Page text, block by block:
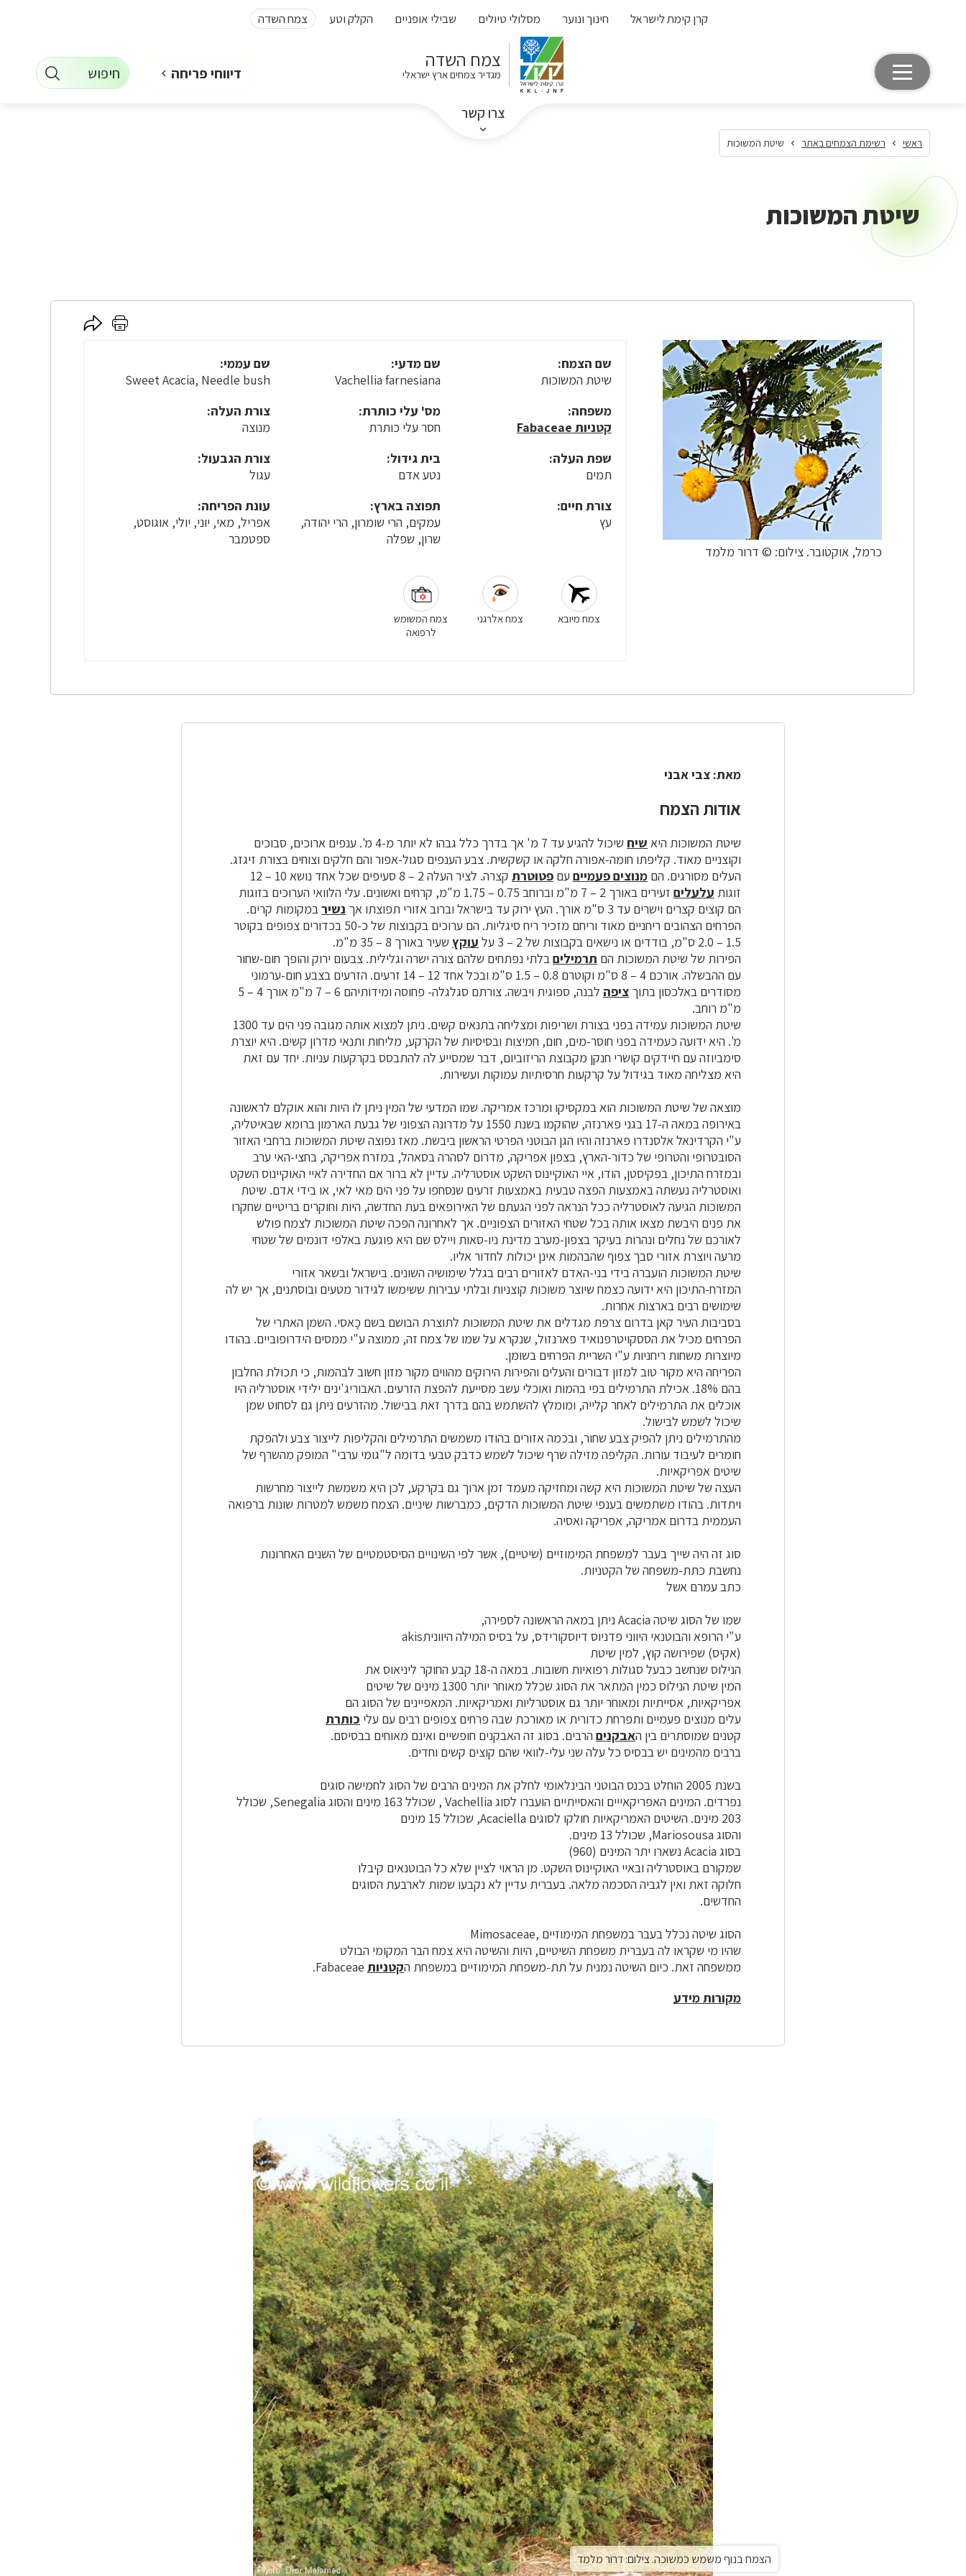
קרן קימת לישראל חינוך ונוער מסלולי טיולים שבילי אופניים הקלק וטע צמח השדה
צמח השדה
מגדיר צמחים ארץ ישראלי
צרו קשר
דיווחי פריחה חיפוש
ראשי רשימת הצמחים באתר שיטת המשוכות
שיטת המשוכות
כרמל, אוקטובר. צילום: © דרור מלמד
לחץ
לחץ
שם הצמח:
שיטת המשוכות
שם מדעי:
Vachellia farnesiana
שם עממי:
Sweet Acacia, Needle bush
משפחה:
קטניות Fabaceae
מס' עלי כותרת:
חסר עלי כותרת
צורת העלה:
מנוצה
שפת העלה:
תמים
בית גידול:
נטע אדם
צורת הגבעול:
עגול
צורת חיים:
עץ
תפוצה בארץ:
עמקים, הרי שומרון, הרי יהודה,
שרון, שפלה
עונת הפריחה:
אפריל, מאי, יוני, יולי, אוגוסט,
ספטמבר
צמח מיובא צמח אלרגני
צמח המשומש
לרפואה
מאת: צבי אבני
אודות הצמח
שיטת המשוכות היא שיח
שיכול להגיע עד 7 מ' אך בדרך כלל גבהו לא יותר מ-4 מ'. ענפים ארוכים, סבוכים
וקוצניים מאוד. קליפתו חומה-אפורה חלקה או קשקשית. צבע הענפים סגול-אפור והם חלקים וצוחים בצורת זיגזג.
העלים מסורגים. הם מנוצים פעמיים עם פטוטרת
קצרה. לציר העלה 2 – 8 סעיפים שכל אחד נושא 10 – 12
זוגות עלעלים
זעירים באורך 2 – 7 מ"מ וברוחב 0.75 – 1.75 מ"מ, קרחים ואשונים. עלי הלוואי הערוכים בזוגות
הם קוצים קצרים וישרים עד 3 ס"מ אורך. העץ ירוק עד בישראל וברוב אזורי תפוצתו אך
נשירבמקומות קרים.
הפרחים הצהובים ריחניים מאוד וריחם מזכיר ריח סיגליות. הם ערוכים בקבוצות של כ-50 בכדורים צפופים בקוטר
1.5 – 2.0 ס"מ, בודדים או נישאים בקבוצות של 2 – 3 על
עוקץ שעיר באורך 8 – 35 מ"מ.
הפירות של שיטת המשוכות הם תרמיליםבלתי נפתחים שלהם צורה ישרה וגלילית. צבעום ירוק והופך חום-שחור
עם ההבשלה. אורכם 4 – 8 ס"מ וקוטרם 0.8 – 1.5 ס"מ ובכל אחד 12 – 14 זרעים. הזרעים בצבע חום-ערמוני
מסודרים באלכסון בתוך ציפה
לבנה, ספוגית ויבשה. צורתם סגלגלה- פחוסה ומידותיהם 6 – 7 מ"מ אורך 4 – 5
מ"מ רוחב.
שיטת המשוכות עמידה בפני בצורת ושריפות ומצליחה בתנאים קשים. ניתן למצוא אותה מגובה פני הים עד 1300
מ'. היא ידועה כעמידה בפני חוסר-מים, חום, חמיצות ובסיסיות של הקרקע, מליחות ותנאי מדרון קשים. היא יוצרת
סימביוזה עם חיידקים קושרי חנקן מקבוצת הריזוביום, דבר שמסייע לה להתבסס בקרקעות עניות. יחד עם זאת
היא מצליחה מאוד בגידול על קרקעות חרסיתיות עמוקות ועשירות.
מוצאה של שיטת המשוכות הוא במקסיקו ומרכז אמריקה. שמו המדעי של המין ניתן לו היות והוא אוקלם לראשונה
באירופה במאה ה-17 בגני פארנזה, שהוקמו בשנת 1550 על מדרונה הצפוני של גבעת הארמון ברומא שבאיטליה,
ע"י הקרדינאל אלסנדרו פארנזה והיו הגן הבוטני הפרטי הראשון ביבשת. מאז נפוצה שיטת המשוכות ברחבי האזור
הסובטרופי והטרופי של כדור-הארץ, בצפון אפריקה, מדרום לסהרה בסאהל, במזרח אפריקה, בחצי-האי ערב
ובמזרח התיכון, בפקיסטן, הודו, איי האוקיינוס השקט אוסטרליה. עדיין לא ברור אם החדירה לאיי האוקיינוס השקט
ואוסטרליה נעשתה באמצעות הפצה טבעית באמצעות זרעים שנסחפו על פני הים מאי לאי, או בידי אדם. שיטת
המשוכות הגיעה לאוסטרליה ככל הנראה לפני הגעתם של האירופאים בעת החדשה, היות וחוקרים בריטיים שחקרו
את פנים היבשת מצאו אותה בכל שטחי האזורים הצפוניים. אך לאחרונה הפכה שיטת המשוכות לצמח פולש
לאורכם של נחלים ונהרות בעיקר בצפון-מערב מדינת ניו-סאות ויילס שם היא פוגעת באלפי דונמים של שטחי
מרעה ויוצרת אזורי סבך צפוף שהבהמות אינן יכולות לחדור אליו.
שיטת המשוכות הועברה בידי בני-האדם לאזורים רבים בגלל שימושיה השונים. בישראל ובשאר אזורי
המזרח-התיכון היא ידועה כצמח שיוצר משוכות קוצניות ובלתי עבירות ששימשו לגידור מטעים ובוסתנים, אך יש לה
שימושים רבים בארצות אחרות.
בסביבות העיר קאן בדרום צרפת מגדלים את שיטת המשוכות לתוצרת הבושם בשם כָּאסִי. השמן האתרי של
הפרחים מכיל את הססקויטרפנואיד פארנזול, שנקרא על שמו של צמח זה, ממוצה ע"י ממסים הידרופוביים. בהודו
מיוצרות משחות ריחניות ע"י השריית הפרחים בשומן.
הפריחה היא מקור טוב למזון דבורים והעלים והפירות הירוקים מהווים מקור מזון חשוב לבהמות, כי תכולת החלבון
בהם 18%. אכילת התרמילים בפי בהמות ואוכלי עשב מסייעת להפצת הזרעים. האבוריג'ינים ילידי אוסטרליה היו
אוכלים את התרמילים לאחר קלייה, ומומלץ להשתמש בהם בדרך זאת בבישול. מהזרעים ניתן גם לסחוט שמן
שיכול לשמש לבישול.
מהתרמילים ניתן להפיק צבע שחור, ובכמה אזורים בהודו משמשים התרמילים והקליפות לייצור צבע ולהפקת
חומרים לעיבוד עורות. הקליפה מזילה שרף שיכול לשמש כדבק טבעי בדומה ל"גומי ערבי" המופק מהשרף של
שיטים אפריקאיות.
העצה של שיטת המשוכות היא קשה ומחזיקה מעמד זמן ארוך גם בקרקע, לכן היא משמשת לייצור מחרשות
ויתדות. בהודו משתמשים בענפי שיטת המשוכות הדקים, כמברשות שיניים. הצמח משמש למטרות שונות ברפואה
העממית בדרום אמריקה, אפריקה ואסיה.
סוג זה היה שייך בעבר למשפחת המימוזיים (שיטיים), אשר לפי השינויים הסיסטמטיים של השנים האחרונות
נחשבת כתת-משפחה של הקטניות.
כתב עמרם אשל
שמו של הסוג שיטה Acacia ניתן במאה הראשונה לספירה,
ע"י הרופא והבוטנאי היווני פדניוס דיוסקורידס, על בסיס המילה היווניתakis
(אקיס) שפירושה קוץ, למין שיטת
הנילוס שנחשב כבעל סגולות רפואיות חשובות. במאה ה-18 קבע החוקר ליניאוס את
המין שיטת הנילוס כמין המתאר את הסוג שכלל מאוחר יותר 1300 מינים של שיטים
אפריקאיות, אסייתיות ומאוחר יותר גם אוסטרליות ואמריקאיות. המאפיינים של הסוג הם
עלים מנוצים פעמיים ותפרחת כדורית או מאורכת שבה פרחים צפופים רבים עם עלי כותרת
קטנים שמוסתרים בין האבקנים הרבים. בסוג זה האבקנים חופשיים ואינם מאוחים בבסיסם.
ברבים מהמינים יש בבסיס כל עלה שני עלי-לוואי שהם קוצים קשים וחדים.
בשנת 2005 הוחלט בכנס הבוטני הבינלאומי לחלק את המינים הרבים של הסוג לחמישה סוגים
נפרדים. המינים האפריקאייים והאסייתיים הועברו לסוג Vachellia , שכולל 163 מינים והסוג Senegalia, שכולל
203 מינים. השיטים האמריקאיות חולקו לסוגים Acaciella, שכולל 15 מינים
והסוג Mariosousa, שכולל 13 מינים.
בסוג Acacia נשארו יתר המינים (960)
שמקורם באוסטרליה ובאיי האוקיינוס השקט. מן הראוי לציין שלא כל הבוטנאים קיבלו
חלוקה זאת ואין לגביה הסכמה מלאה. בעברית עדיין לא נקבעו שמות לארבעת הסוגים
החדשים.
הסוג שיטה נכלל בעבר במשפחת המימוזיים ,Mimosaceae
שהיו מי שקראו לה בעברית משפחת השיטיים, היות והשיטה היא צמח הבר המקומי הבולט
ממשפחה זאת. כיום השיטה נמנית על תת-משפחת המימוזיים במשפחת הקטניות
מקורות מידע
הצמח בנוף משמש כמשוכה. צילום: דרור מלמד